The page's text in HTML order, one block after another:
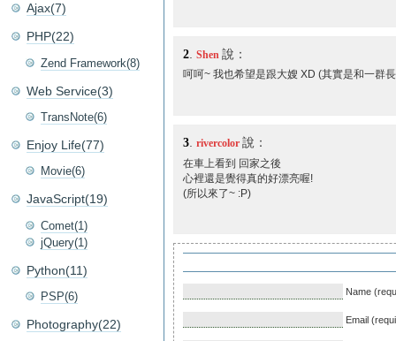
2 Shen 說：
呵呵~ 我也希望是跟大嫂 XD (其實是和一群
3 rivercolor 說：
在車上看到 回家之後
心裡還是覺得真的好漂亮喔!
(所以來了~ :P)
Name
Email
Ajax(7)
PHP(22)
Zend Framework(8)
Web Service(3)
TransNote(6)
Enjoy Life(77)
Movie(6)
JavaScript(19)
Comet(1)
jQuery(1)
Python(11)
PSP(6)
Photography(22)